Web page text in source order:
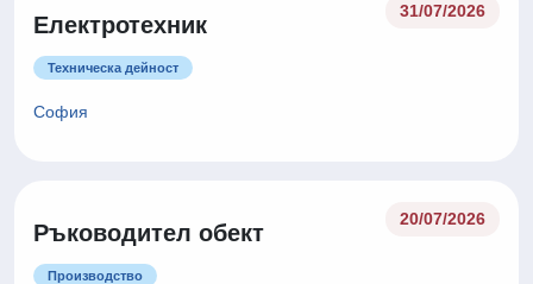
Електротехник
31/07/2026
Техническа дейност
София
Ръководител обект
20/07/2026
Производство